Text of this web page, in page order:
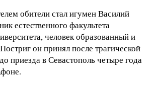
обители стал игумен Василий
естественного факультета
человек образованный и
он принял после трагической
приезда в Севастополь четыре года